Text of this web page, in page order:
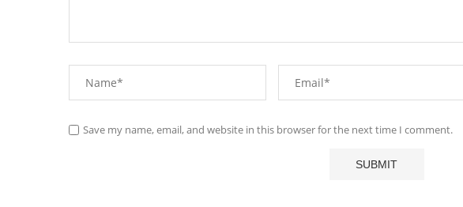
Save my name, email, and website in this browser for the next time I comment.